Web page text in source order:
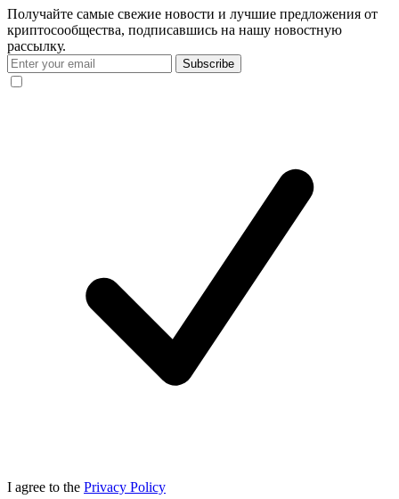
Получайте самые свежие новости и лучшие предложения от
криптосообщества, подписавшись на нашу новостную
рассылку.
Subscribe
I agree to the Privacy Policy